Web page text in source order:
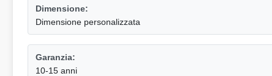
Dimensione:
Dimensione personalizzata
Garanzia:
10-15 anni